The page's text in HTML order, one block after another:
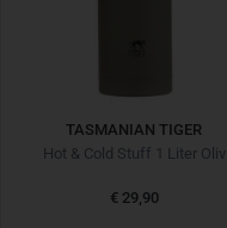
TASMANIAN TIGER
Hot & Cold Stuff 1 Liter Oliv
€ 29,90